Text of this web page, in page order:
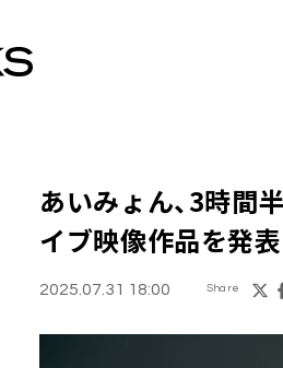
あいみょん、3時間
イブ映像作品を発表
2025.07.31 18:00 Share